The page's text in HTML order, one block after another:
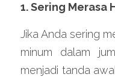
1. Sering Merasa
Jika Anda sering
minum dalam
menjadi tanda